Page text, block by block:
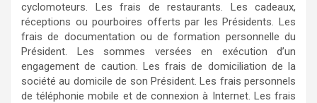
cyclomoteurs. Les frais de restaurants. Les cadeaux,
réceptions ou pourboires offerts par les Présidents. Les
frais de documentation ou de formation personnelle du
Président. Les sommes versées en exécution d’un
engagement de caution. Les frais de domiciliation de la
société au domicile de son Président. Les frais personnels
de téléphonie mobile et de connexion à Internet. Les frais